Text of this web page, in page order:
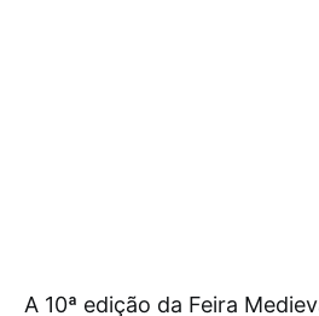
A 10ª edição da Feira